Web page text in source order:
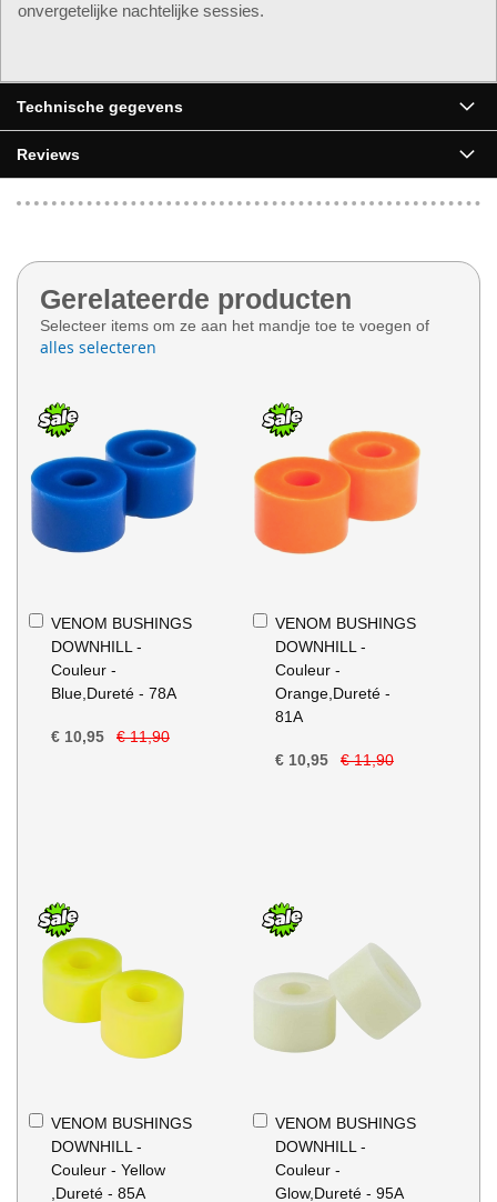
onvergetelijke nachtelijke sessies.
Technische gegevens
Reviews
Gerelateerde producten
Selecteer items om ze aan het mandje toe te voegen of
alles selecteren
VENOM BUSHINGS
DOWNHILL -
Couleur -
Blue,Dureté - 78A
€ 10,95 € 11,90
In
Winkelwagen
VENOM BUSHINGS
DOWNHILL -
Couleur -
Orange,Dureté -
81A
€ 10,95 € 11,90
In
Winkelwagen
VENOM BUSHINGS
DOWNHILL -
Couleur - Yellow
,Dureté - 85A
In
Winkelwagen
VENOM BUSHINGS
DOWNHILL -
Couleur -
Glow,Dureté - 95A
In
Winkelwagen